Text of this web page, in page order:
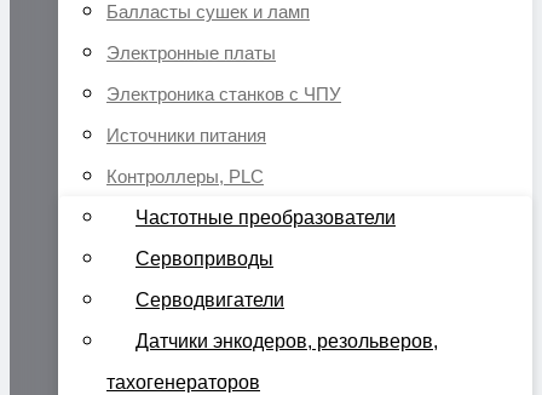
Балласты сушек и ламп
Электронные платы
Электроника станков с ЧПУ
Источники питания
Контроллеры, PLC
Частотные преобразователи
Сервоприводы
Серводвигатели
Датчики энкодеров, резольверов,
тахогенераторов